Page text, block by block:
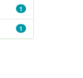
1
1